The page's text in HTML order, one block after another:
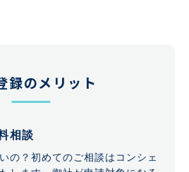
録のメリット
相談
の？初めてのご相談はコンシェ